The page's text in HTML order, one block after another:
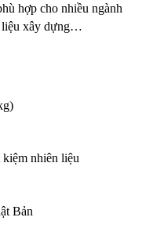
hợp cho nhiều ngành
liệu xây dựng…
kiệm nhiên liệu
Bản